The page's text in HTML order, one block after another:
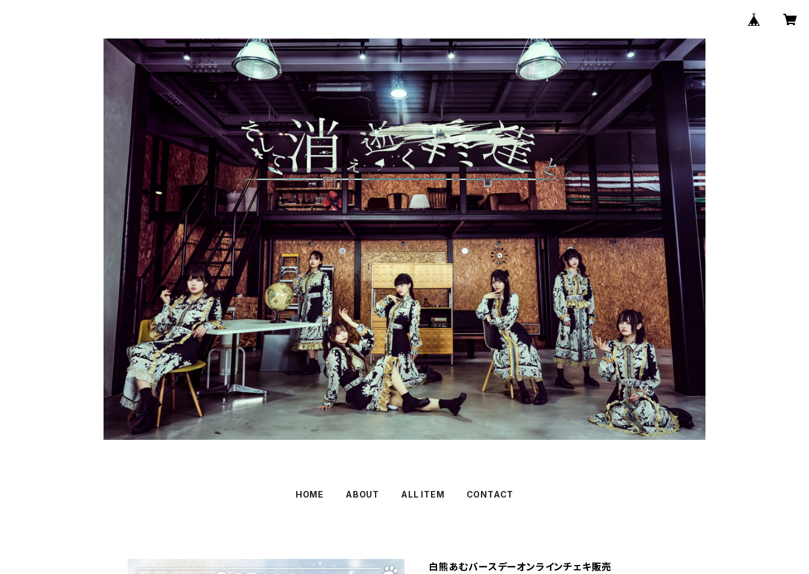
HOME ABOUT ALL ITEM CONTACT
白熊あむバースデーオンラインチェキ販売